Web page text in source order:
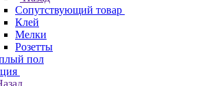
Сопутствующий товар
Клей
Мелки
Розетты
пол